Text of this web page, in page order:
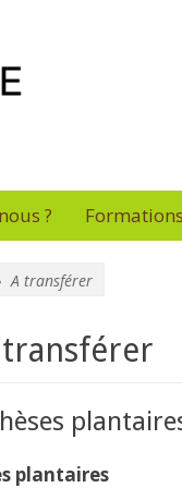
&
? Formations
A transférer
transférer
plantaires